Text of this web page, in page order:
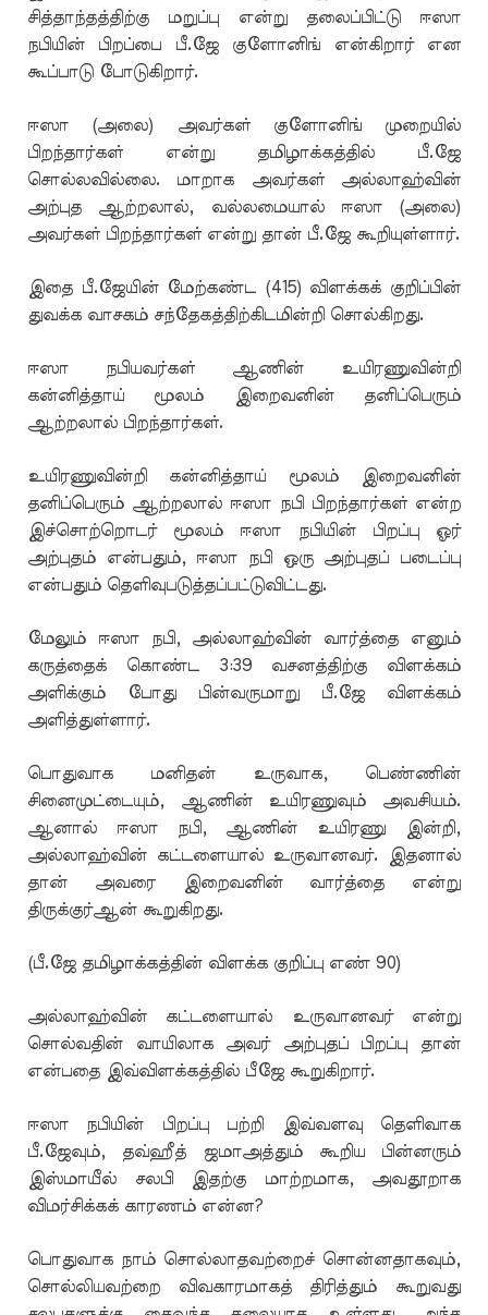
சித்தாந்தத்திற்கு மறுப்பு என்று தலைப்பிட்டு ஈஸா
நபியின் பிறப்பை பீ.ஜே குளோனிங் என்கிறார் என
கூப்பாடு போடுகிறார்.
ஈஸா (அலை) அவர்கள் குளோனிங் முறையில்
பிறந்தார்கள் என்று தமிழாக்கத்தில் பீ.ஜே
சொல்லவில்லை. மாறாக அவர்கள் அல்லாஹ்வின்
அற்புத ஆற்றலால், வல்லமையால் ஈஸா (அலை)
அவர்கள் பிறந்தார்கள் என்று தான் பீ.ஜே கூறியுள்ளார்.
இதை பீ.ஜேயின் மேற்கண்ட (415) விளக்கக் குறிப்பின்
துவக்க வாசகம் சந்தேகத்திற்கிடமின்றி சொல்கிறது.
ஈஸா நபியவர்கள் ஆணின் உயிரணுவின்றி
கன்னித்தாய் மூலம் இறைவனின் தனிப்பெரும்
ஆற்றலால் பிறந்தார்கள்.
உயிரணுவின்றி கன்னித்தாய் மூலம் இறைவனின்
தனிப்பெரும் ஆற்றலால் ஈஸா நபி பிறந்தார்கள் என்ற
இச்சொற்றொடர் மூலம் ஈஸா நபியின் பிறப்பு ஓர்
அற்புதம் என்பதும், ஈஸா நபி ஒரு அற்புதப் படைப்பு
என்பதும் தெளிவுபடுத்தப்பட்டுவிட்டது.
மேலும் ஈஸா நபி, அல்லாஹ்வின் வார்த்தை எனும்
கருத்தைக் கொண்ட 3:39 வசனத்திற்கு விளக்கம்
அளிக்கும் போது பின்வருமாறு பீ.ஜே விளக்கம்
அளித்துள்ளார்.
பொதுவாக மனிதன் உருவாக, பெண்ணின்
சினைமுட்டையும், ஆணின் உயிரணுவும் அவசியம்.
ஆனால் ஈஸா நபி, ஆணின் உயிரணு இன்றி,
அல்லாஹ்வின் கட்டளையால் உருவானவர். இதனால்
தான் அவரை இறைவனின் வார்த்தை என்று
திருக்குர்ஆன் கூறுகிறது.
(பீ.ஜே தமிழாக்கத்தின் விளக்க குறிப்பு எண் 90)
அல்லாஹ்வின் கட்டளையால் உருவானவர் என்று
சொல்வதின் வாயிலாக அவர் அற்புதப் பிறப்பு தான்
என்பதை இவ்விளக்கத்தில் பீஜே கூறுகிறார்.
ஈஸா நபியின் பிறப்பு பற்றி இவ்வளவு தெளிவாக
பீ.ஜேவும், தவ்ஹீத் ஜமாஅத்தும் கூறிய பின்னரும்
இஸ்மாயீல் சலபி இதற்கு மாற்றமாக, அவதூறாக
விமர்சிக்கக் காரணம் என்ன?
பொதுவாக நாம் சொல்லாதவற்றைச் சொன்னதாகவும்,
சொல்லியவற்றை விவகாரமாகத் திரித்தும் கூறுவது